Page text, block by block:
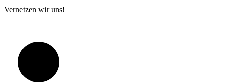
Vernetzen wir uns!